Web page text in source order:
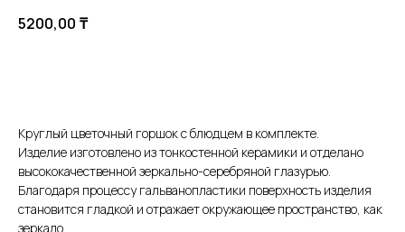
5200,00 ₸
Круглый цветочный горшок с блюдцем в комплекте.
Изделие изготовлено из тонкостенной керамики и отделано
высококачественной зеркально-серебряной глазурью.
Благодаря процессу гальванопластики поверхность изделия
становится гладкой и отражает окружающее пространство, как
зеркало.